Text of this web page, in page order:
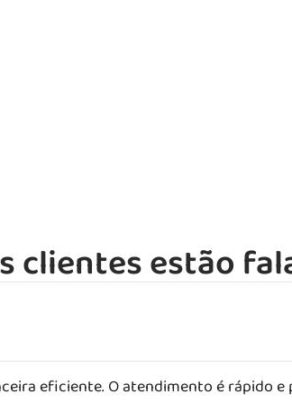
clientes estão
eficiente. O atendimento é rápido e